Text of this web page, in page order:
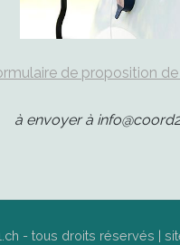
de proposition
à envoyer à
- tous droits réservés |